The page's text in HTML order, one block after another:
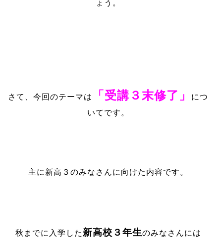
ょう。
さて、今回のテーマは 「受講３末修了」
につ
いてです。
主に新高３のみなさんに向けた内容です。
秋までに入学した 新高校３年生のみなさんには